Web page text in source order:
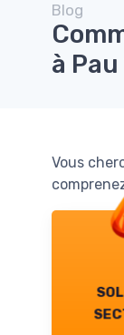
Blog
à Pau
Vous